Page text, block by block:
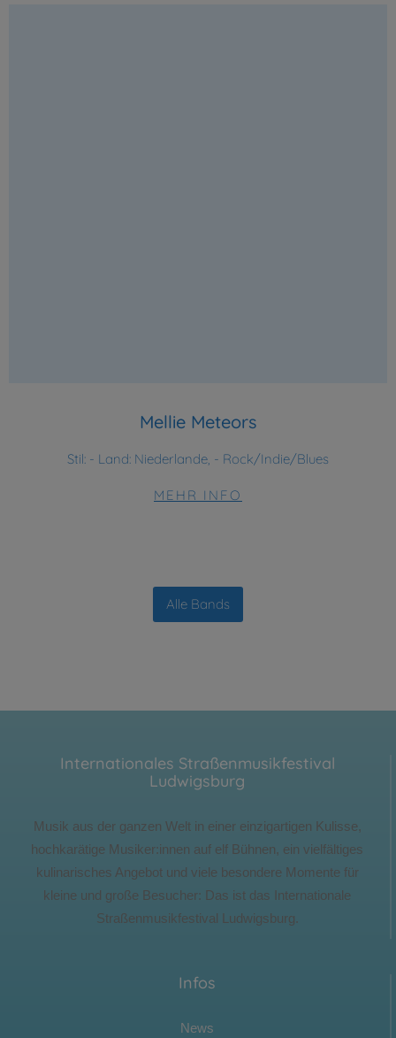
Mellie Meteors
Stil: - Land: Niederlande, - Rock/Indie/Blues
MEHR INFO
Alle Bands
Internationales Straßenmusikfestival
Ludwigsburg
Musik aus der ganzen Welt in einer einzigartigen Kulisse,
hochkarätige Musiker:innen auf elf Bühnen, ein vielfältiges
kulinarisches Angebot und viele besondere Momente für
kleine und große Besucher: Das ist das Internationale
Straßenmusikfestival Ludwigsburg.
Infos
News